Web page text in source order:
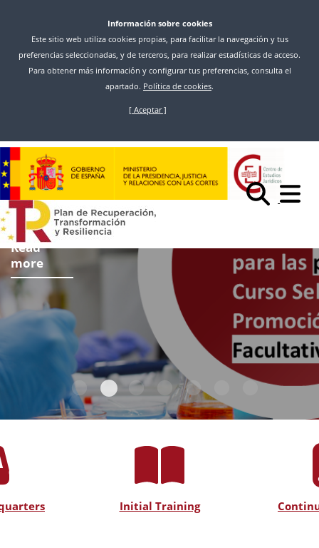
main
Información sobre cookies
Este sitio web utiliza cookies propias, para facilitar la navegación y tus
preferencias seleccionadas, y de terceros, para realizar estadísticas de acceso.
Para obtener más información y configurar tus preferencias, consulta el
apartado. Política de cookies.
[ Aceptar ]
Read
more
Initial Training